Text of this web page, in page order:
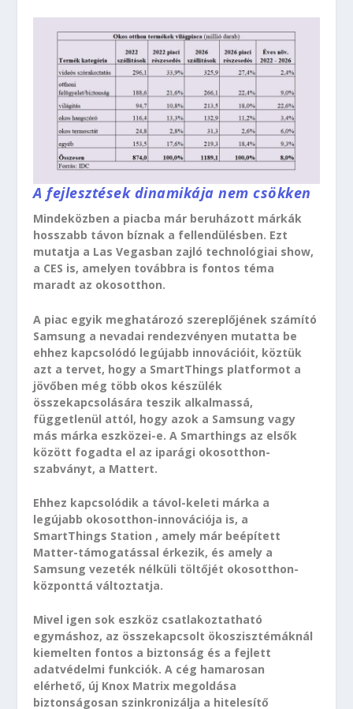
A fejlesztések dinamikája nem csökken
Mindeközben a piacba már beruházott márkák
hosszabb távon bíznak a fellendülésben. Ezt
mutatja a Las Vegasban zajló technológiai show,
a CES is, amelyen továbbra is fontos téma
maradt az okosotthon.
A piac egyik meghatározó szereplőjének számító
Samsung a nevadai rendezvényen mutatta be
ehhez kapcsolódó legújabb innovációit, köztük
azt a tervet, hogy a SmartThings platformot a
jövőben még több okos készülék
összekapcsolására teszik alkalmassá,
függetlenül attól, hogy azok a Samsung vagy
más márka eszközei-e. A Smarthings az elsők
között fogadta el az iparági okosotthon-
szabványt, a Mattert.
Ehhez kapcsolódik a távol-keleti márka a
legújabb okosotthon-innovációja is, a
SmartThings Station , amely már beépített
Matter-támogatással érkezik, és amely a
Samsung vezeték nélküli töltőjét okosotthon-
központtá változtatja.
Mivel igen sok eszköz csatlakoztatható
egymáshoz, az összekapcsolt ökoszisztémáknál
kiemelten fontos a biztonság és a fejlett
adatvédelmi funkciók. A cég hamarosan
elérhető, új Knox Matrix megoldása
biztonságosan szinkronizálja a hitelesítő